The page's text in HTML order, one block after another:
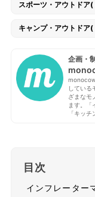
スポーツ・アウト
キャンプ・アウト
企画・
している
ざまなモ
ます。「
「キッ
目次
インフレーター